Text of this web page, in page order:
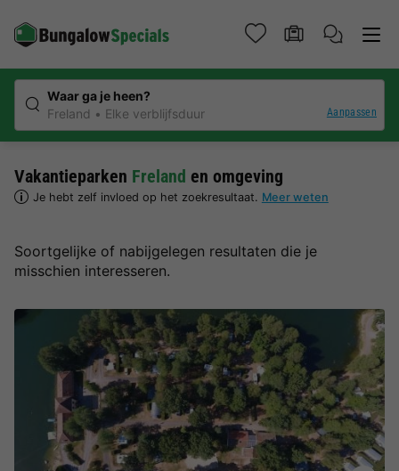
Waar ga je heen?
Freland
Elke verblijfsduur Aanpassen
Vakantieparken Freland en omgeving
Je hebt zelf invloed op het zoekresultaat. Meer weten
Soortgelijke of nabijgelegen resultaten die je
misschien interesseren.